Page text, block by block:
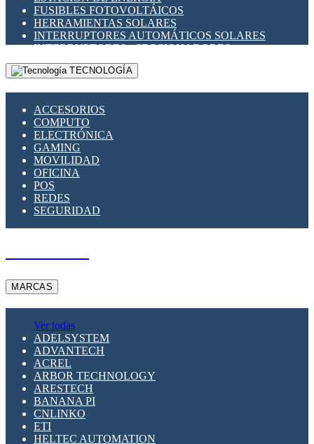
FUSIBLES FOTOVOLTÁICOS
HERRAMIENTAS SOLARES
INTERRUPTORES AUTOMÁTICOS SOLARES
INTERRUPTORES - SECCIONADORES
FOTOVOLTÁICOS
MONTAJE PANEL SOLAR
SUPRESOR DE TRANSIENTES SPDS PARA
APLICACIONES FOTOVOLTAICAS
TECNOLOGÍA
ACCESORIOS
COMPUTO
ELECTRÓNICA
GAMING
MOVILIDAD
OFICINA
POS
REDES
SEGURIDAD
MARCAS
Ver todas
ADELSYSTEM
ADVANTECH
ACREL
ARBOR TECHNOLOGY
ARESTECH
BANANA PI
CNLINKO
ETI
HELTEC AUTOMATION